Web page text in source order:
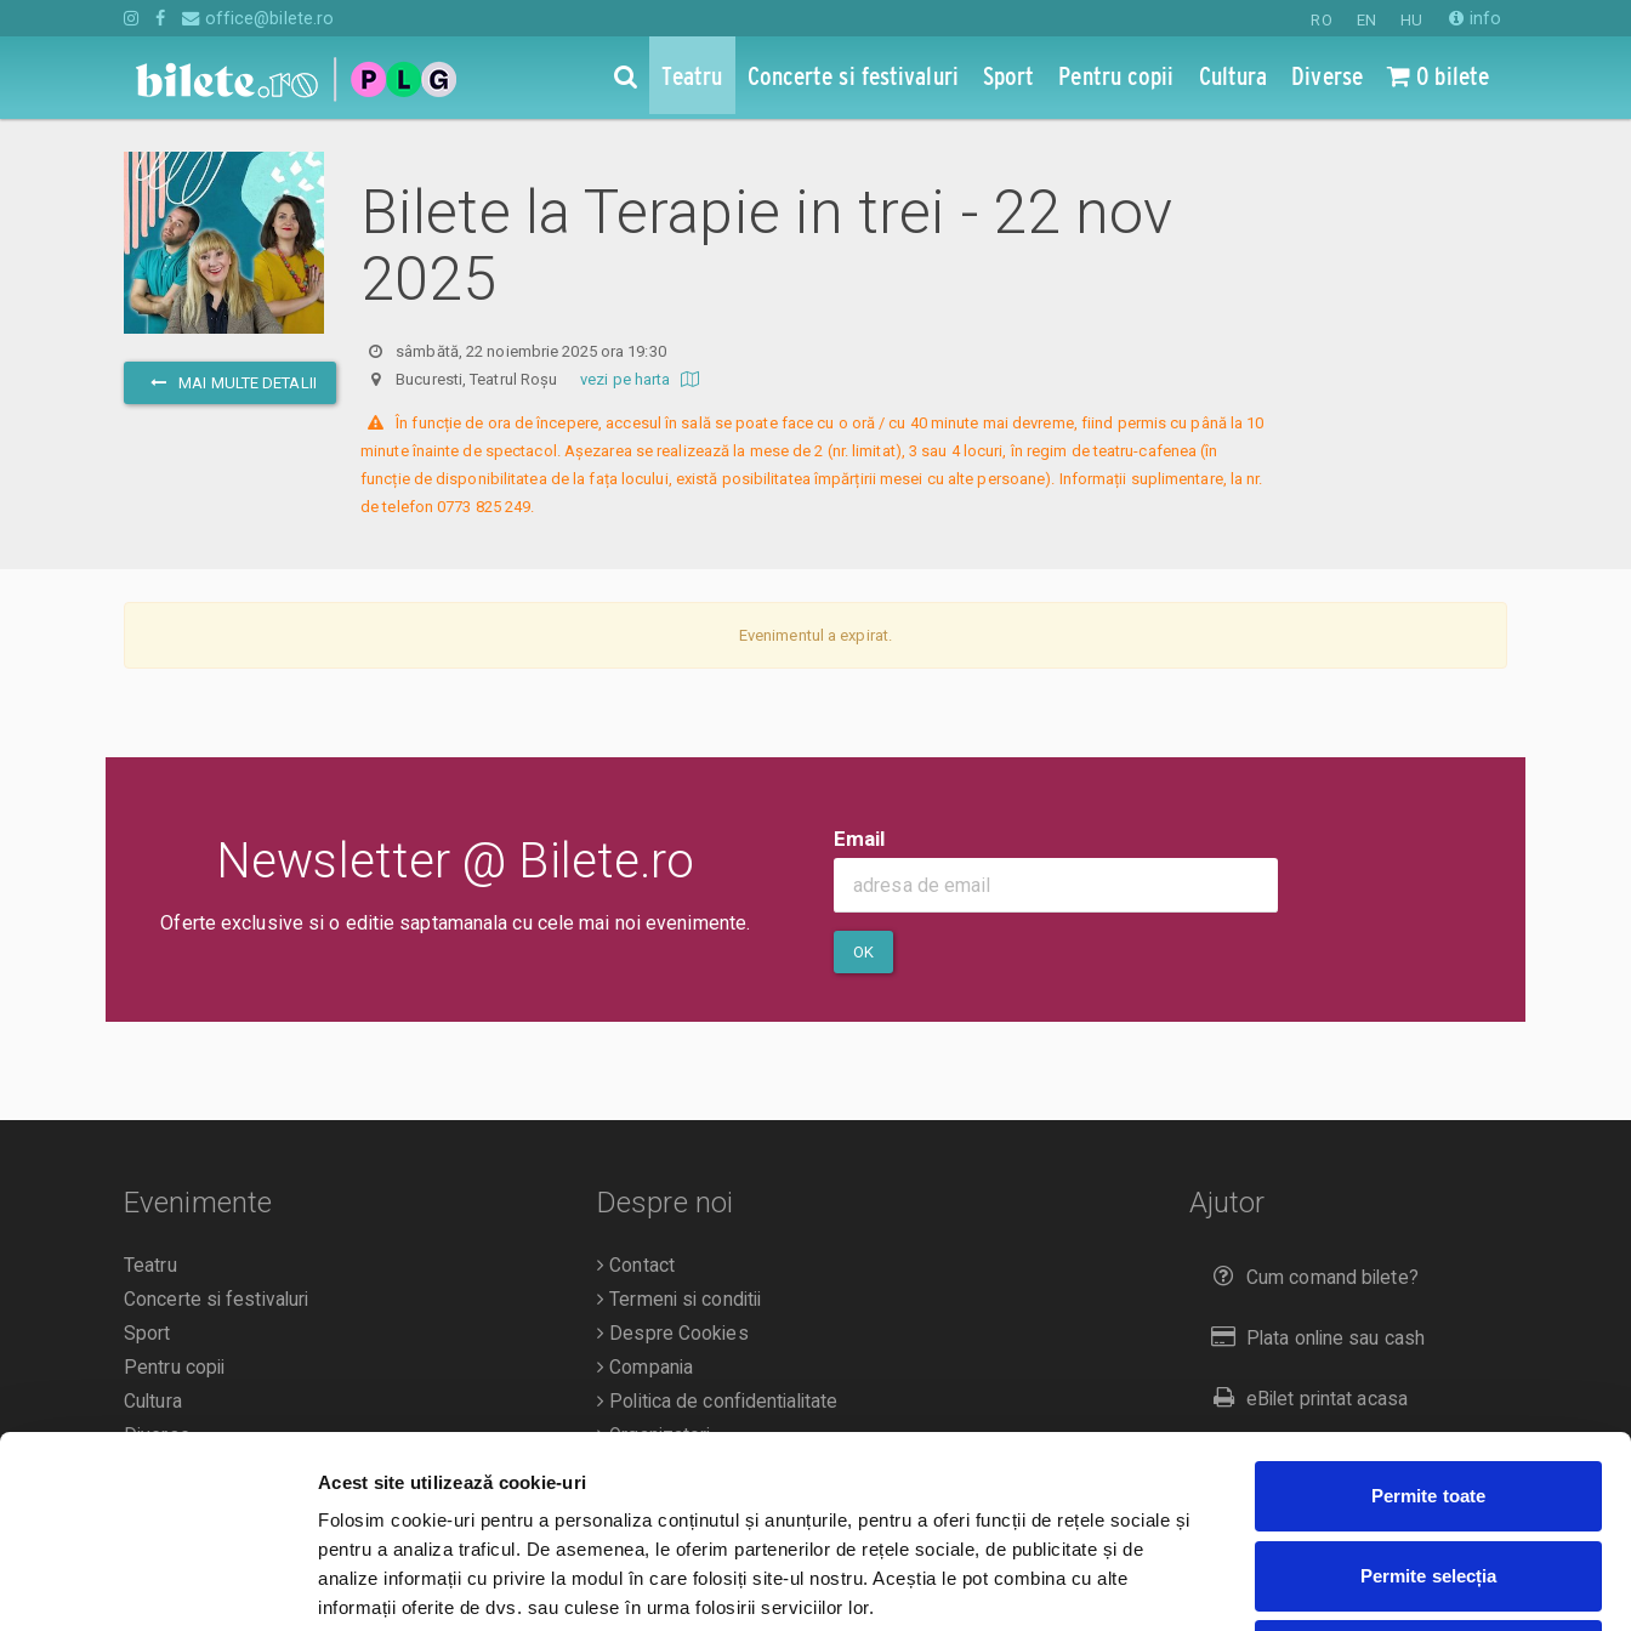
Acest site utilizează cookie-uri
Folosim cookie-uri pentru a personaliza conținutul și anunțurile, pentru a oferi funcții de rețele sociale și
pentru a analiza traficul. De asemenea, le oferim partenerilor de rețele sociale, de publicitate și de
analize informații cu privire la modul în care folosiți site-ul nostru. Aceștia le pot combina cu alte
informații oferite de dvs. sau culese în urma folosirii serviciilor lor.
Permite toate
Permite selecția
RO EN HU info
office@bilete.ro
Teatru Concerte si festivaluri Sport Pentru copii Cultura Diverse 0 bilete
MAI MULTE DETALII
Bilete la Terapie in trei - 22 nov
2025
sâmbătă, 22 noiembrie 2025 ora 19:30
Bucuresti, Teatrul Roșu vezi pe harta
În funcție de ora de începere, accesul în sală se poate face cu o oră / cu 40 minute mai devreme, fiind permis cu până la 10
minute înainte de spectacol. Așezarea se realizează la mese de 2 (nr. limitat), 3 sau 4 locuri, în regim de teatru-cafenea (în
funcție de disponibilitatea de la fața locului, există posibilitatea împărțirii mesei cu alte persoane). Informații suplimentare, la nr.
de telefon 0773 825 249.
Evenimentul a expirat.
Newsletter @ Bilete.ro
Oferte exclusive si o editie saptamanala cu cele mai noi evenimente.
Email
OK
Ajutor
Cum comand bilete?
Plata online sau cash
eBilet printat acasa
Livrare prin curier
Duplicare bilete
Evenimente
Teatru
Concerte si festivaluri
Sport
Pentru copii
Cultura
Diverse
Calendarul evenimentelor
Despre noi
Contact
Termeni si conditii
Despre Cookies
Compania
Politica de confidentialitate
Organizatori